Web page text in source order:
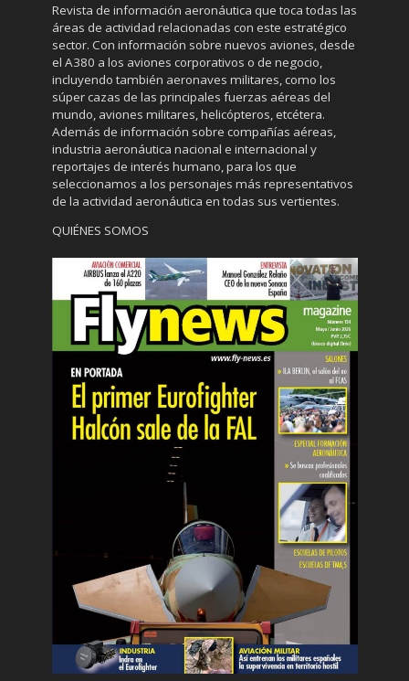
Revista de información aeronáutica que toca todas las
áreas de actividad relacionadas con este estratégico
sector. Con información sobre nuevos aviones, desde
el A380 a los aviones corporativos o de negocio,
incluyendo también aeronaves militares, como los
súper cazas de las principales fuerzas aéreas del
mundo, aviones militares, helicópteros, etcétera.
Además de información sobre compañías aéreas,
industria aeronáutica nacional e internacional y
reportajes de interés humano, para los que
seleccionamos a los personajes más representativos
de la actividad aeronáutica en todas sus vertientes.
QUIÉNES SOMOS